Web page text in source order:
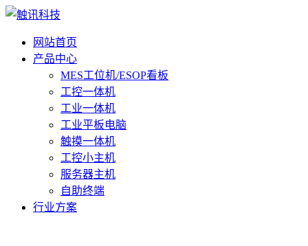
网站首页
产品中心
MES工位机/ESOP看板
工控一体机
工业一体机
工业平板电脑
触摸一体机
工控小主机
服务器主机
自助终端
行业方案